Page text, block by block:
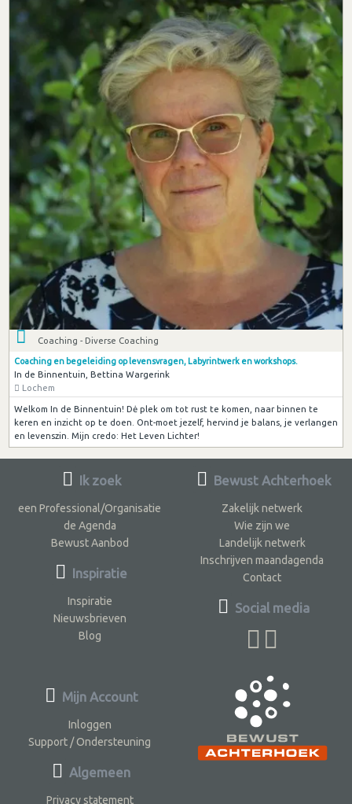
Coaching - Diverse Coaching
Coaching en begeleiding op levensvragen, Labyrintwerk en workshops.
In de Binnentuin, Bettina Wargerink
Lochem
Welkom In de Binnentuin! Dė plek om tot rust te komen, naar binnen te
keren en inzicht op te doen. Ont-moet jezelf, hervind je balans, je verlangen
en levenszin. Mijn credo: Het Leven Lichter!
Ik zoek
een Professional/Organisatie
de Agenda
Bewust Aanbod
Inspiratie
Inspiratie
Nieuwsbrieven
Blog
Bewust Achterhoek
Zakelijk netwerk
Wie zijn we
Landelijk netwerk
Inschrijven maandagenda
Contact
Social media
Mijn Account
Inloggen
Support / Ondersteuning
Algemeen
Privacy statement